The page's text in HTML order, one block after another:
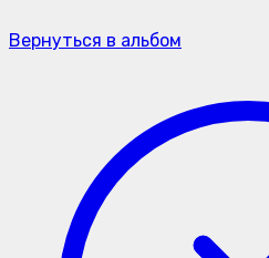
Вернуться в альбом